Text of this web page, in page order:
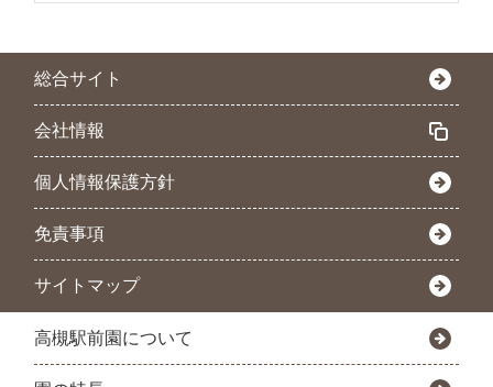
総合サイト
会社情報
個人情報保護方針
免責事項
サイトマップ
高槻駅前園について